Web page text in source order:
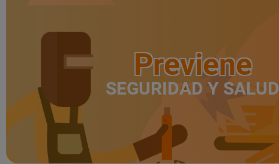
Previene
SEGURIDAD Y SALUD